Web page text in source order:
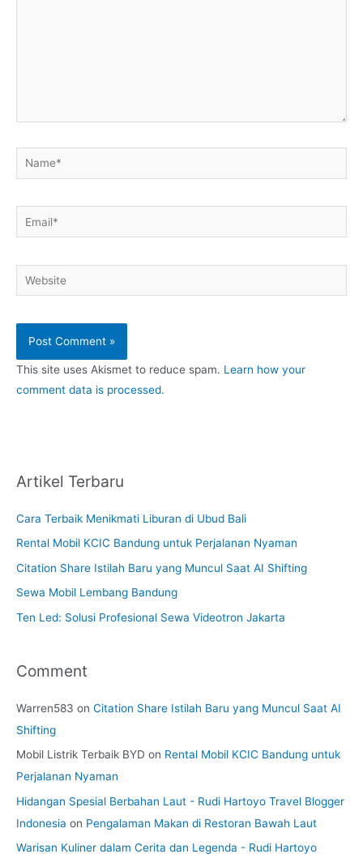
Name*
Email*
Website
This site uses Akismet to reduce spam. Learn how your
comment data is processed.
Artikel Terbaru
Cara Terbaik Menikmati Liburan di Ubud Bali
Rental Mobil KCIC Bandung untuk Perjalanan Nyaman
Citation Share Istilah Baru yang Muncul Saat AI Shifting
Sewa Mobil Lembang Bandung
Ten Led: Solusi Profesional Sewa Videotron Jakarta
Comment
Warren583 on Citation Share Istilah Baru yang Muncul Saat AI
Shifting
Mobil Listrik Terbaik BYD on Rental Mobil KCIC Bandung untuk
Perjalanan Nyaman
Hidangan Spesial Berbahan Laut - Rudi Hartoyo Travel Blogger
Indonesia on Pengalaman Makan di Restoran Bawah Laut
Warisan Kuliner dalam Cerita dan Legenda - Rudi Hartoyo